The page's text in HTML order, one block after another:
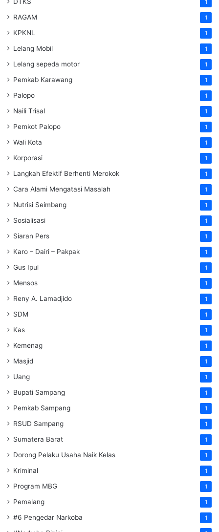
1
RAGAM 1
KPKNL 1
Lelang Mobil 1
Lelang sepeda motor 1
Pemkab Karawang 1
Palopo 1
Naili Trisal 1
Pemkot Palopo 1
Wali Kota 1
Korporasi 1
Langkah Efektif Berhenti Merokok 1
Cara Alami Mengatasi Masalah 1
Nutrisi Seimbang 1
Sosialisasi 1
Siaran Pers 1
Karo – Dairi – Pakpak 1
Gus Ipul 1
Mensos 1
Reny A. Lamadjido 1
SDM 1
Kas 1
Kemenag 1
Masjid 1
Uang 1
Bupati Sampang 1
Pemkab Sampang 1
RSUD Sampang 1
Sumatera Barat 1
Dorong Pelaku Usaha Naik Kelas 1
Kriminal 1
Program MBG 1
Pemalang 1
#6 Pengedar Narkoba 1